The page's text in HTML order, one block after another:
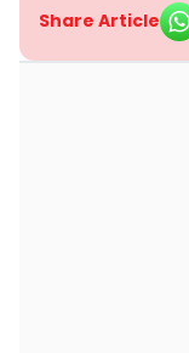
Share Article